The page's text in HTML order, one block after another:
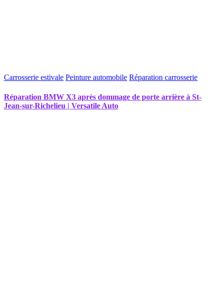
Carrosserie estivale Peinture automobile Réparation carrosserie
Réparation BMW X3 après dommage de porte arrière à St-
Jean-sur-Richelieu | Versatile Auto